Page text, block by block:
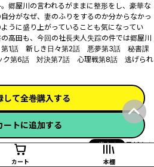
屋川の言われるがままに整形をし、豪華な家に
なぜ、妻のふりをするのか分からなかった。
盛り上がっていることも気になっていた。唯
、今回の社長夫人失踪の件では郷屋川に疑惑
新しき日々第2話 悪夢第3話 秘書課長第4
話 対決第7話 心理戦第8話 逃げられない
して全巻購入する
ートに追加する
最新から
カート 本棚